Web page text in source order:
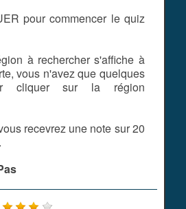
pour commencer le quiz
à rechercher s'affiche à
vous n'avez que quelques
cliquer sur la région
recevrez une note sur 20